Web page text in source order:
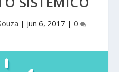
| jun 6, 2017 | 0